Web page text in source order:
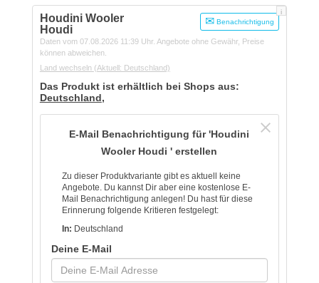
i
Houdini Wooler
Houdi
Benachrichtigung
Daten vom 07.08.2026 11:39 Uhr. Angebote ohne Gewähr, Preise
können abweichen.
Land wechseln (Aktuell: Deutschland)
Das Produkt ist erhältlich bei Shops aus:
Deutschland,
E-Mail Benachrichtigung für 'Houdini
Wooler Houdi ' erstellen
Zu dieser Produktvariante gibt es aktuell keine
Angebote. Du kannst Dir aber eine kostenlose E-
Mail Benachrichtigung anlegen! Du hast für diese
Erinnerung folgende Kritieren festgelegt:
In: Deutschland
Deine E-Mail